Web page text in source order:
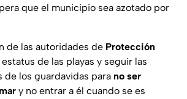
que el municipio sea azotado por
de las autoridades de Protección
de las playas y seguir las
de los guardavidas para no ser
y no entrar a él cuando se es